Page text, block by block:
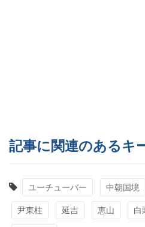
記事に関連のあるキ
ユーチューバー 中朝国境
尹東柱 延吉 恵山 白